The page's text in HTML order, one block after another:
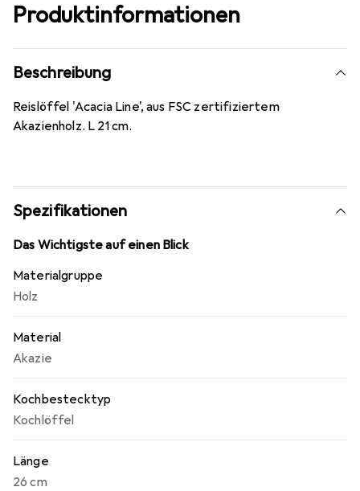
Produktinformationen
Beschreibung
Reislöffel 'Acacia Line', aus FSC zertifiziertem
Akazienholz. L 21 cm.
Spezifikationen
Das Wichtigste auf einen Blick
Materialgruppe
Holz
Material
Akazie
Kochbestecktyp
Kochlöffel
Länge
26 cm